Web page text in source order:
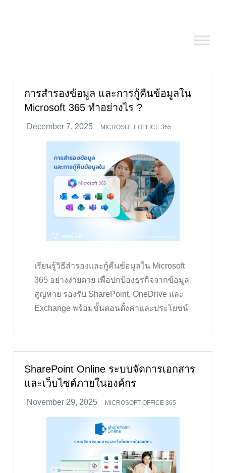
การสำรองข้อมูล และการกู้คืนข้อมูลใน
Microsoft 365 ทำอย่างไร ?
MICROSOFT OFFICE 365
เรียนรู้วิธีสำรองและกู้คืนข้อมูลใน Microsoft
365 อย่างง่ายดาย เพื่อปกป้องธุรกิจจากข้อมูล
สูญหาย รองรับ SharePoint, OneDrive และ
Exchange พร้อมขั้นตอนตั้งค่าและประโยชน์
SharePoint Online ระบบจัดการเอกสาร
และเว็บไซต์ภายในองค์กร
MICROSOFT OFFICE 365